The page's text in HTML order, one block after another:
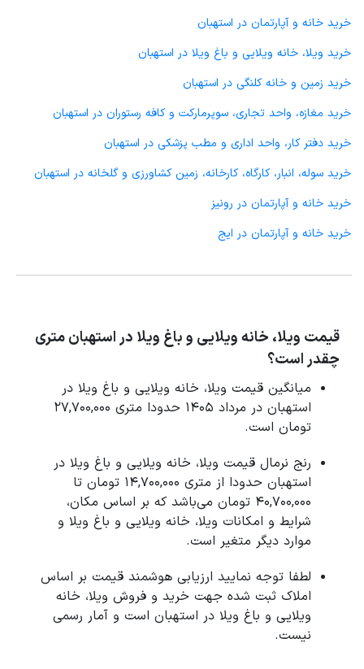
خرید خانه و آپارتمان در استهبان
خرید ویلا، خانه ویلایی و باغ ویلا در استهبان
خرید زمین و خانه کلنگی در استهبان
خرید مغازه، واحد تجاری، سوپرمارکت و کافه رستوران در استهبان
خرید دفتر کار، واحد اداری و مطب پزشکی در استهبان
خرید سوله، انبار، کارگاه، کارخانه، زمین کشاورزی و گلخانه در استهبان
خرید خانه و آپارتمان در رونیز
خرید خانه و آپارتمان در ایج
قیمت ویلا، خانه ویلایی و باغ ویلا در استهبان متری
چقدر است؟
میانگین قیمت ویلا، خانه ویلایی و باغ ویلا در
استهبان در مرداد 1405 حدودا متری 27,700,000
تومان است.
رنج نرمال قیمت ویلا، خانه ویلایی و باغ ویلا در
استهبان حدودا از متری 14,700,000 تومان تا
40,700,000 تومان می‌باشد که بر اساس مکان،
شرایط و امکانات ویلا، خانه ویلایی و باغ ویلا و
موارد دیگر متغیر است.
لطفا توجه نمایید ارزیابی هوشمند قیمت بر اساس
املاک ثبت شده جهت خرید و فروش ویلا، خانه
ویلایی و باغ ویلا در استهبان است و آمار رسمی
نیست.